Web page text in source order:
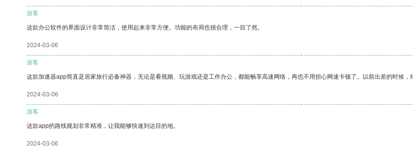
游客
这款办公软件的界面设计非常简洁，使用起来非常方便。功能的布局也很合理，一目了然。
2024-03-06
游客
这款加速器app简直是居家旅行必备神器，无论是看视频、玩游戏还是工作办公，都能畅享高速网络，再也不用担心网速卡顿了。以前出差的时候
2024-03-06
游客
这款app的路线规划非常精准，让我能够快速到达目的地。
2024-03-06